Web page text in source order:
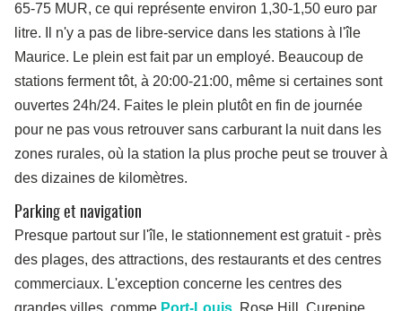
65-75 MUR, ce qui représente environ 1,30-1,50 euro par
litre. Il n'y a pas de libre-service dans les stations à l'île
Maurice. Le plein est fait par un employé. Beaucoup de
stations ferment tôt, à 20:00-21:00, même si certaines sont
ouvertes 24h/24. Faites le plein plutôt en fin de journée
pour ne pas vous retrouver sans carburant la nuit dans les
zones rurales, où la station la plus proche peut se trouver à
des dizaines de kilomètres.
Parking et navigation
Presque partout sur l'île, le stationnement est gratuit - près
des plages, des attractions, des restaurants et des centres
commerciaux. L'exception concerne les centres des